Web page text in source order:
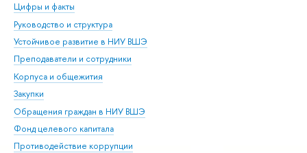
Цифры и факты
Руководство и структура
Устойчивое развитие в НИУ ВШЭ
Преподаватели и сотрудники
Корпуса и общежития
Закупки
Обращения граждан в НИУ ВШЭ
Фонд целевого капитала
Противодействие коррупции